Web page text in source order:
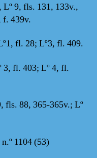
Lº 9, fls. 131, 133v.,
f. 439v.
fl. 28; Lº3, fl. 409.
3, fl. 403; Lº 4, fl.
fls. 88, 365-365v.; Lº
n.º 1104 (53)